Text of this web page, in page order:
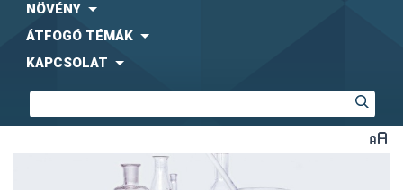
NÖVÉNY
ÁTFOGÓ TÉMÁK
KAPCSOLAT